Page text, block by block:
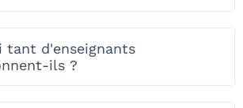
tant d'enseignants
ils ?